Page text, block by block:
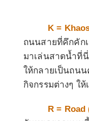
K =
ถนนสายที่คึกคัก
มาเล่นสาดน้ำที่
ให้กลายเป็นถนน
กิจกรรมต่างๆ ใ
R = Road